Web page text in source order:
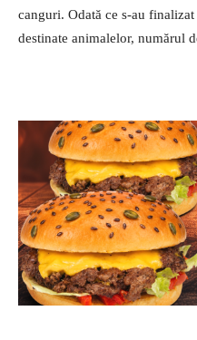
canguri. Odată ce s-au
destinate animalelor, numărul